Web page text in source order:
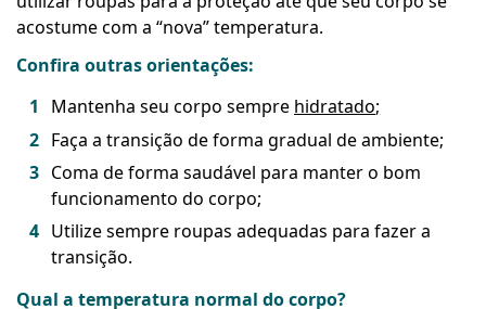
acostume com a “nova” temperatura.
Confira outras orientações:
Mantenha seu corpo sempre hidratado;
Faça a transição de forma gradual de ambiente;
Coma de forma saudável para manter o bom
funcionamento do corpo;
Utilize sempre roupas adequadas para fazer a
transição.
Qual a temperatura normal do corpo?